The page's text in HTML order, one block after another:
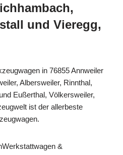
und Vieregg,
in 76855 Annweiler
Albersweiler, Rinnthal,
Eußerthal, Völkersweiler,
ist der allerbeste
&